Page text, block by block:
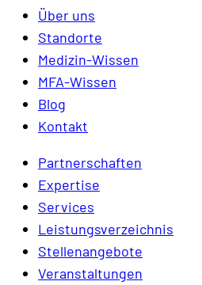
Über uns
Standorte
Medizin-Wissen
MFA-Wissen
Blog
Kontakt
Partnerschaften
Expertise
Services
Leistungsverzeichnis
Stellenangebote
Veranstaltungen